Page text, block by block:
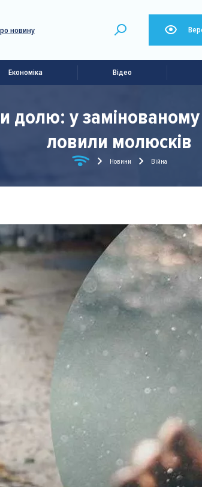
новину
Економіка Відео
у замінованому
ловили молюсків
Новини Війна